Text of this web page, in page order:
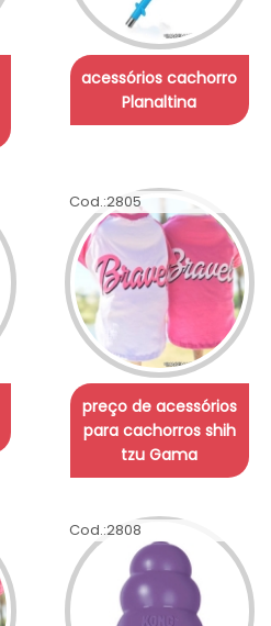
acessórios cachorro
Planaltina
Cod.:2805
preço de acessórios
para cachorros shih
tzu Gama
Cod.:2808